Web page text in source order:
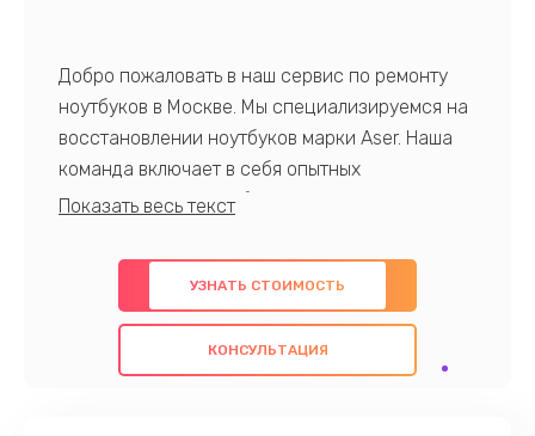
Добро пожаловать в наш сервис по ремонту
ноутбуков в Москве. Мы специализируемся на
восстановлении ноутбуков марки Aser. Наша
команда включает в себя опытных
профессионалов с обширными знаниями и
предлагаем быстрый и качественный ремонт с
использованием оригинальных компонентов, а
также гарантируем качество всех
проведенных работ. Наша цель - предоставить
УЗНАТЬ СТОИМОСТЬ
КОНСУЛЬТАЦИЯ